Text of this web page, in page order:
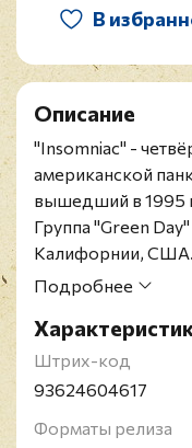
В
Описание
"Insomniac" -
американской
вышедший в 1995
Группа "Green
Калифорнии, США.
Калифорнии
году журнал
результатам
первую позицию в
три от "American
Подробнее
Штрих-код
93624604617
Форматы релиза